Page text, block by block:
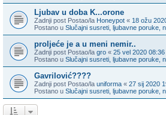
Ljubav u doba K...orone
Zadnji post Postao/la Honeypot « 18 ožu
Postano u Slučajni susreti, ljubavne poruke,
proljeće je a u meni nemir..
Zadnji post Postao/la gro « 25 vel 2020 08:36
Postano u Slučajni susreti, ljubavne poruke,
Gavrilović????
Zadnji post Postao/la uniforma « 27 sij 2020
Postano u Slučajni susreti, ljubavne poruke,